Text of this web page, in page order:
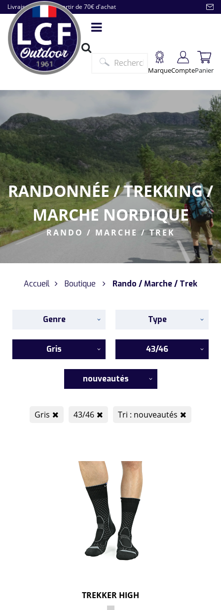
Livraison offerte à partir de 70€ d'achat
MarqueComptePanier
RANDONNÉE / TREKKING /
MARCHE NORDIQUE
RANDO / MARCHE / TREK
Accueil Boutique Rando / Marche / Trek
Genre Type
Gris 43/46
nouveautés
Gris 43/46 Tri : nouveautés
TREKKER HIGH